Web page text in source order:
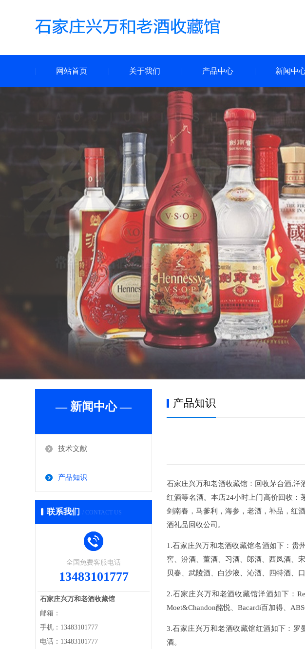
网站首页 关于我们 产品中心 新闻中
— 新闻中心 —
技术文献
产品知识
联系我们 / CONTACT US
全国免费客服电话
13483101777
石家庄兴万和老酒收藏馆
邮箱：
手机：13483101777
电话：13483101777
产品知识
石家庄兴万和老酒收藏馆：回收茅台酒,洋
红酒等名酒。本店24小时上门高价回收：
剑南春，马爹利，海参，老酒，补品，红
酒礼品回收公司。
1.石家庄兴万和老酒收藏馆名酒如下：贵
窖、汾酒、董酒、习酒、郎酒、西凤酒、
贝春、武陵酒、白沙液、沁酒、四特酒、
2.石家庄兴万和老酒收藏馆洋酒如下：
Moet&Chandon酩悦、Bacardi百加得、
3.石家庄兴万和老酒收藏馆红酒如下：罗
酒。